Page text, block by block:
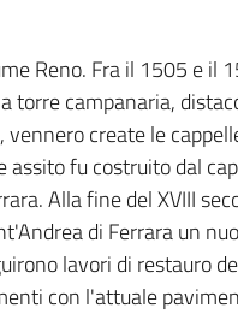
Reno. Fra il 1505 e il
torre campanaria,
create le
fu costruito dal
Alla fine del XVIII
di Ferrara un
lavori di restauro
con l'attuale